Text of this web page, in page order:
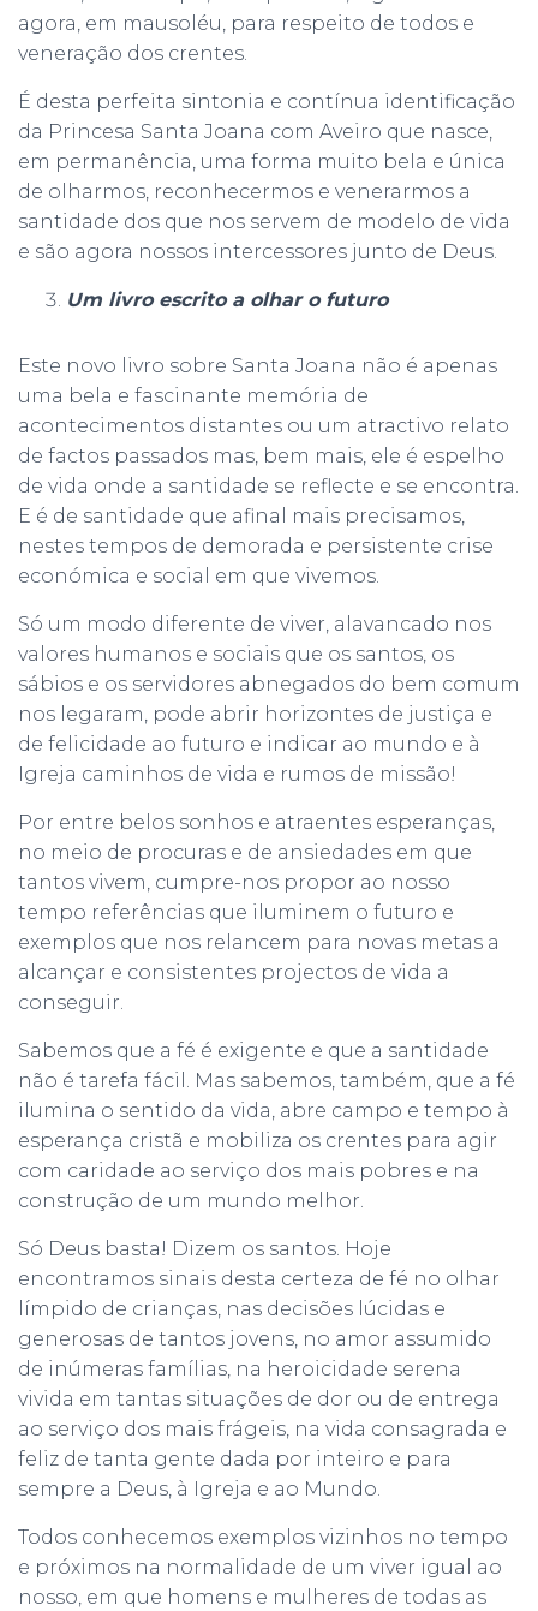
agora, em mausoléu, para respeito de todos e
veneração dos crentes.
É desta perfeita sintonia e contínua identificação
da Princesa Santa Joana com Aveiro que nasce,
em permanência, uma forma muito bela e única
de olharmos, reconhecermos e venerarmos a
santidade dos que nos servem de modelo de vida
e são agora nossos intercessores junto de Deus.
Um livro escrito a olhar o futuro
Este novo livro sobre Santa Joana não é apenas
uma bela e fascinante memória de
acontecimentos distantes ou um atractivo relato
de factos passados mas, bem mais, ele é espelho
de vida onde a santidade se reflecte e se encontra.
E é de santidade que afinal mais precisamos,
nestes tempos de demorada e persistente crise
económica e social em que vivemos.
Só um modo diferente de viver, alavancado nos
valores humanos e sociais que os santos, os
sábios e os servidores abnegados do bem comum
nos legaram, pode abrir horizontes de justiça e
de felicidade ao futuro e indicar ao mundo e à
Igreja caminhos de vida e rumos de missão!
Por entre belos sonhos e atraentes esperanças,
no meio de procuras e de ansiedades em que
tantos vivem, cumpre-nos propor ao nosso
tempo referências que iluminem o futuro e
exemplos que nos relancem para novas metas a
alcançar e consistentes projectos de vida a
conseguir.
Sabemos que a fé é exigente e que a santidade
não é tarefa fácil. Mas sabemos, também, que a fé
ilumina o sentido da vida, abre campo e tempo à
esperança cristã e mobiliza os crentes para agir
com caridade ao serviço dos mais pobres e na
construção de um mundo melhor.
Só Deus basta! Dizem os santos. Hoje
encontramos sinais desta certeza de fé no olhar
límpido de crianças, nas decisões lúcidas e
generosas de tantos jovens, no amor assumido
de inúmeras famílias, na heroicidade serena
vivida em tantas situações de dor ou de entrega
ao serviço dos mais frágeis, na vida consagrada e
feliz de tanta gente dada por inteiro e para
sempre a Deus, à Igreja e ao Mundo.
Todos conhecemos exemplos vizinhos no tempo
e próximos na normalidade de um viver igual ao
nosso, em que homens e mulheres de todas as